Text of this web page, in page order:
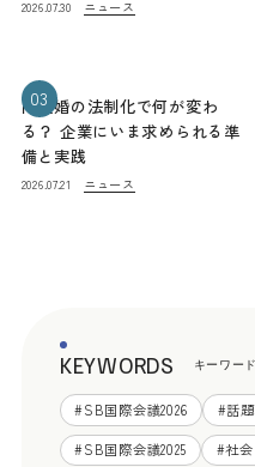
2026.07.30 ニュース
03
同性婚の法制化で何が変わ
る？ 企業にいま求められる準
備と実践
2026.07.21 ニュース
KEYWORDS キーワー
#SB国際会議2026 #話
#SB国際会議2025 #社